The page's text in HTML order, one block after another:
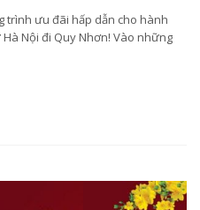
trình ưu đãi hấp dẫn cho hành
Nội đi Quy Nhơn! Vào những